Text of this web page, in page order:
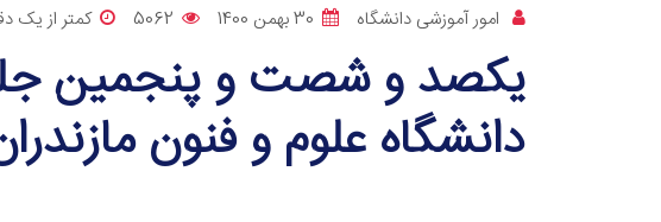
امور آموزشی دانشگاه 30 بهمن 1400 5062 کمتر از یک
یکصد و شصت و پنجمین
دانشگاه علوم و فنون